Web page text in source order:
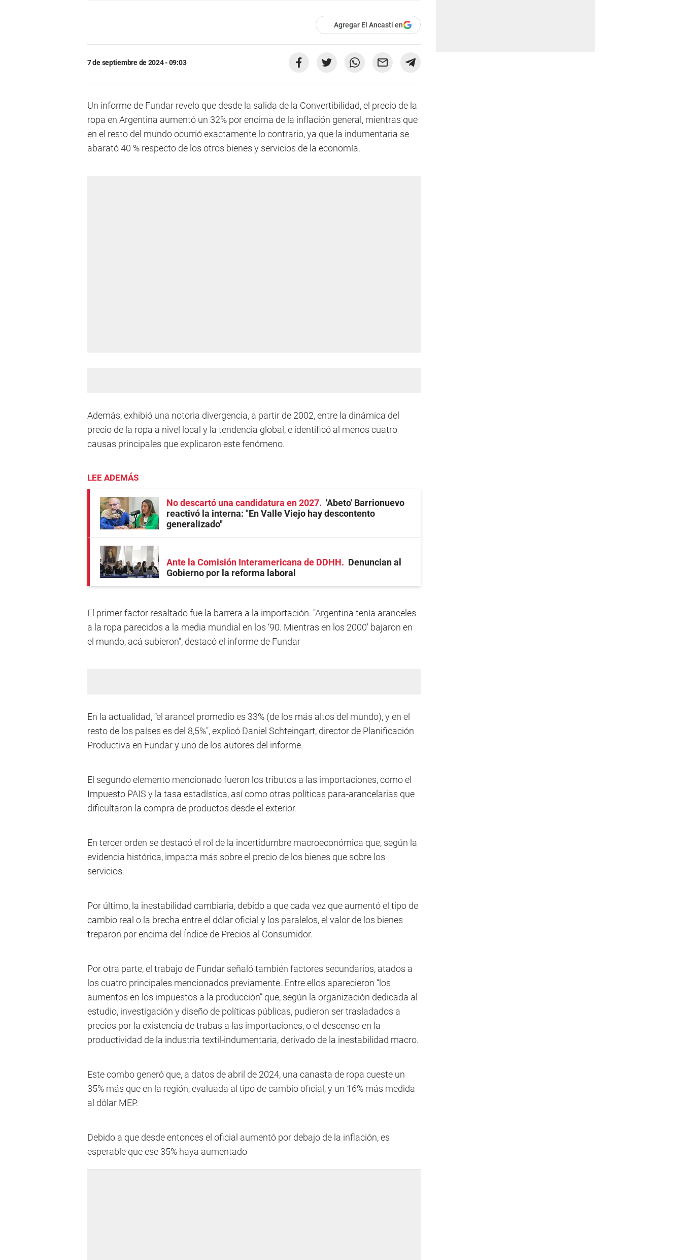
Agregar El Ancasti en
7 de septiembre de 2024 - 09:03
Un informe de Fundar revelo que desde la salida de la Convertibilidad, el precio de la
ropa en Argentina aumentó un 32% por encima de la inflación general, mientras que
en el resto del mundo ocurrió exactamente lo contrario, ya que la indumentaria se
abarató 40 % respecto de los otros bienes y servicios de la economía.
Además, exhibió una notoria divergencia, a partir de 2002, entre la dinámica del
precio de la ropa a nivel local y la tendencia global, e identificó al menos cuatro
causas principales que explicaron este fenómeno.
LEE ADEMÁS
No descartó una candidatura en 2027
'Abeto' Barrionuevo
reactivó la interna: "En Valle Viejo hay descontento
generalizado"
Ante la Comisión Interamericana de DDHH
Denuncian al
Gobierno por la reforma laboral
El primer factor resaltado fue la barrera a la importación. "Argentina tenía aranceles
a la ropa parecidos a la media mundial en los ‘90. Mientras en los 2000' bajaron en
el mundo, acá subieron”, destacó el informe de Fundar
En la actualidad, “el arancel promedio es 33% (de los más altos del mundo), y en el
resto de los países es del 8,5%", explicó Daniel Schteingart, director de Planificación
Productiva en Fundar y uno de los autores del informe.
El segundo elemento mencionado fueron los tributos a las importaciones, como el
Impuesto PAIS y la tasa estadística, así como otras políticas para-arancelarias que
dificultaron la compra de productos desde el exterior.
En tercer orden se destacó el rol de la incertidumbre macroeconómica que, según la
evidencia histórica, impacta más sobre el precio de los bienes que sobre los
servicios.
Por último, la inestabilidad cambiaria, debido a que cada vez que aumentó el tipo de
cambio real o la brecha entre el dólar oficial y los paralelos, el valor de los bienes
treparon por encima del Índice de Precios al Consumidor.
Por otra parte, el trabajo de Fundar señaló también factores secundarios, atados a
los cuatro principales mencionados previamente. Entre ellos aparecieron “los
aumentos en los impuestos a la producción” que, según la organización dedicada al
estudio, investigación y diseño de políticas públicas, pudieron ser trasladados a
precios por la existencia de trabas a las importaciones, o el descenso en la
productividad de la industria textil-indumentaria, derivado de la inestabilidad macro.
Este combo generó que, a datos de abril de 2024, una canasta de ropa cueste un
35% más que en la región, evaluada al tipo de cambio oficial, y un 16% más medida
al dólar MEP.
Debido a que desde entonces el oficial aumentó por debajo de la inflación, es
esperable que ese 35% haya aumentado